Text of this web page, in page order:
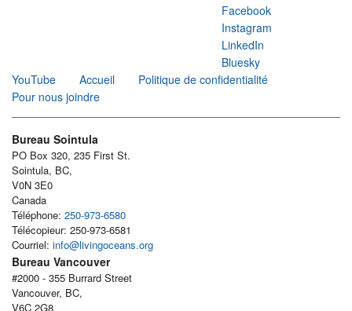
Facebook
Instagram
LinkedIn
Bluesky
YouTube
Accueil
Politique de confidentialité
Pour nous joindre
Bureau Sointula
PO Box 320, 235 First St.
Sointula, BC,
V0N 3E0
Canada
Téléphone: 250-973-6580
Télécopieur: 250-973-6581
Courriel: info@livingoceans.org
Bureau Vancouver
#2000 - 355 Burrard Street
Vancouver, BC,
V6C 2G8